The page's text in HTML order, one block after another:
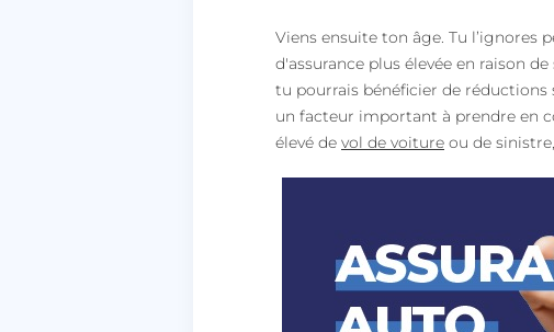
Viens ensuite ton âge. Tu l’ignores
d'assurance plus élevée en raison
tu pourrais bénéficier de réductions
un facteur important à prendre en
élevé de vol de voiture ou de